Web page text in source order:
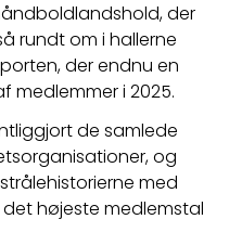
der
rundt om i hallerne
der endnu en
medlemmer i 2025.
de samlede
og
med
højeste medlemstal